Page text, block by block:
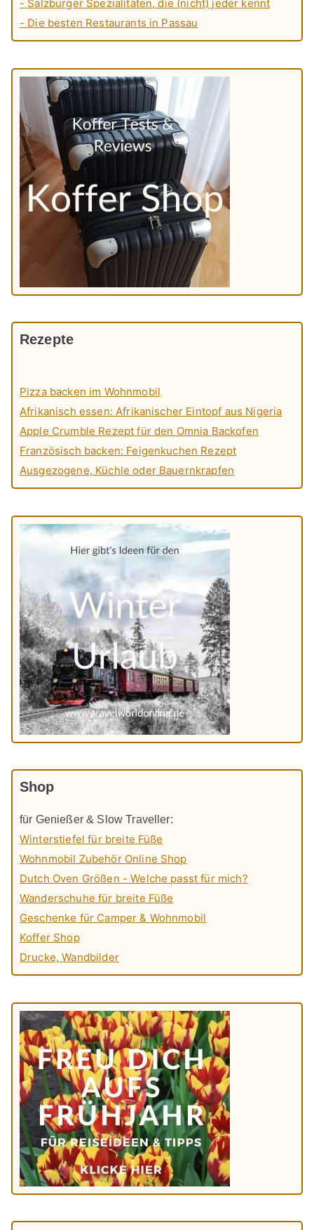
- Salzburger Spezialitäten, die (nicht) jeder kennt
- Die besten Restaurants in Passau
Rezepte
Pizza backen im Wohnmobil
Afrikanisch essen: Afrikanischer Eintopf aus Nigeria
Apple Crumble Rezept für den Omnia Backofen
Französisch backen: Feigenkuchen Rezept
Ausgezogene, Küchle oder Bauernkrapfen
Shop
für Genießer & Slow Traveller:
Winterstiefel für breite Füße
Wohnmobil Zubehör Online Shop
Dutch Oven Größen - Welche passt für mich?
Wanderschuhe für breite Füße
Geschenke für Camper & Wohnmobil
Koffer Shop
Drucke, Wandbilder